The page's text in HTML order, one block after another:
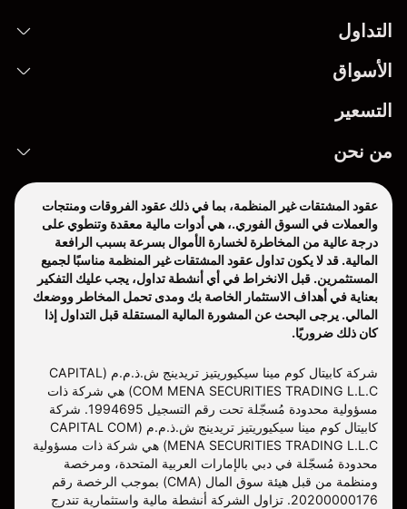
التداول
الأسواق
التسعير
من نحن
عقود المشتقات غير المنظمة، بما في ذلك عقود الفروقات ومنتجات
والعملات في السوق الفوري.، هي أدوات مالية معقدة وتنطوي على
درجة عالية من المخاطرة لخسارة الأموال بسرعة بسبب الرافعة
المالية. قد لا يكون تداول عقود المشتقات غير المنظمة مناسبًا لجميع
المستثمرين. قبل الانخراط في أي أنشطة تداول، يجب عليك التفكير
بعناية في أهداف الاستثمار الخاصة بك ومدى تحمل المخاطر ووضعك
المالي. يرجى البحث عن المشورة المالية المستقلة قبل التداول إذا
كان ذلك ضروريًا.
شركة كابيتال كوم مينا سيكيوريتيز تريدينج ش.ذ.م.م (CAPITAL
COM MENA SECURITIES TRADING L.L.C) هي شركة ذات
مسؤولية محدودة مُسجّلة تحت رقم التسجيل 1994695. شركة
كابيتال كوم مينا سيكيوريتيز تريدينج ش.ذ.م.م (CAPITAL COM
MENA SECURITIES TRADING L.L.C) هي شركة ذات مسؤولية
محدودة مُسجّلة في دبي بالإمارات العربية المتحدة، ومرخصة
ومنظمة من قبل هيئة سوق المال (CMA) بموجب الرخصة رقم
20200000176. تزاول الشركة أنشطة مالية واستثمارية تندرج